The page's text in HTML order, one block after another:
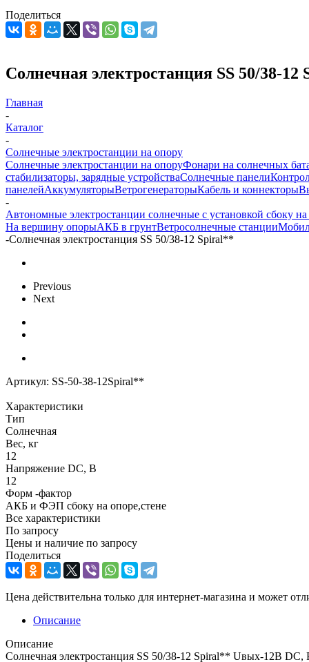
Поделиться
Солнечная электростанция SS 50/38-
Главная
-
Каталог
-
Солнечные электростанции на опору
Солнечные электростанции на опоруФонари на солнечных
стабилизаторы, зарядные устройстваСолнечные панели
панелейАккумуляторыВетрогенераторыКабель и коннекторы
-
Автономные электростанции солнечные с установкой сбоку
На вершину опорыАКБ в грунтВетросолнечные станции
-Солнечная электростанция SS 50/38-12 Spiral**
Previous
Next
Артикул: SS-50-38-12Spiral**
Характеристики
Тип
Солнечная
Вес, кг
12
Напряжение DC, В
12
Форм -фактор
АКБ и ФЭП сбоку на опоре,стене
Все характеристики
По запросу
Цены и наличие по запросу
Поделиться
Цена действительна только для интернет-магазина и может
Описание
Описание
Солнечная электростанция SS 50/38-12 Spiral** Uвых-12В DC,